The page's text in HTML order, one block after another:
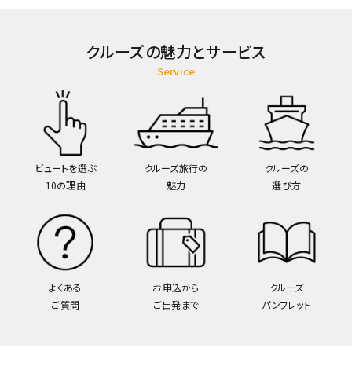
クルーズの魅力とサービス
Service
ビュートを選ぶ
10の理由
クルーズ旅行の
魅力
クルーズの
選び方
よくある
ご質問
お申込から
ご出発まで
クルーズ
パンフレット